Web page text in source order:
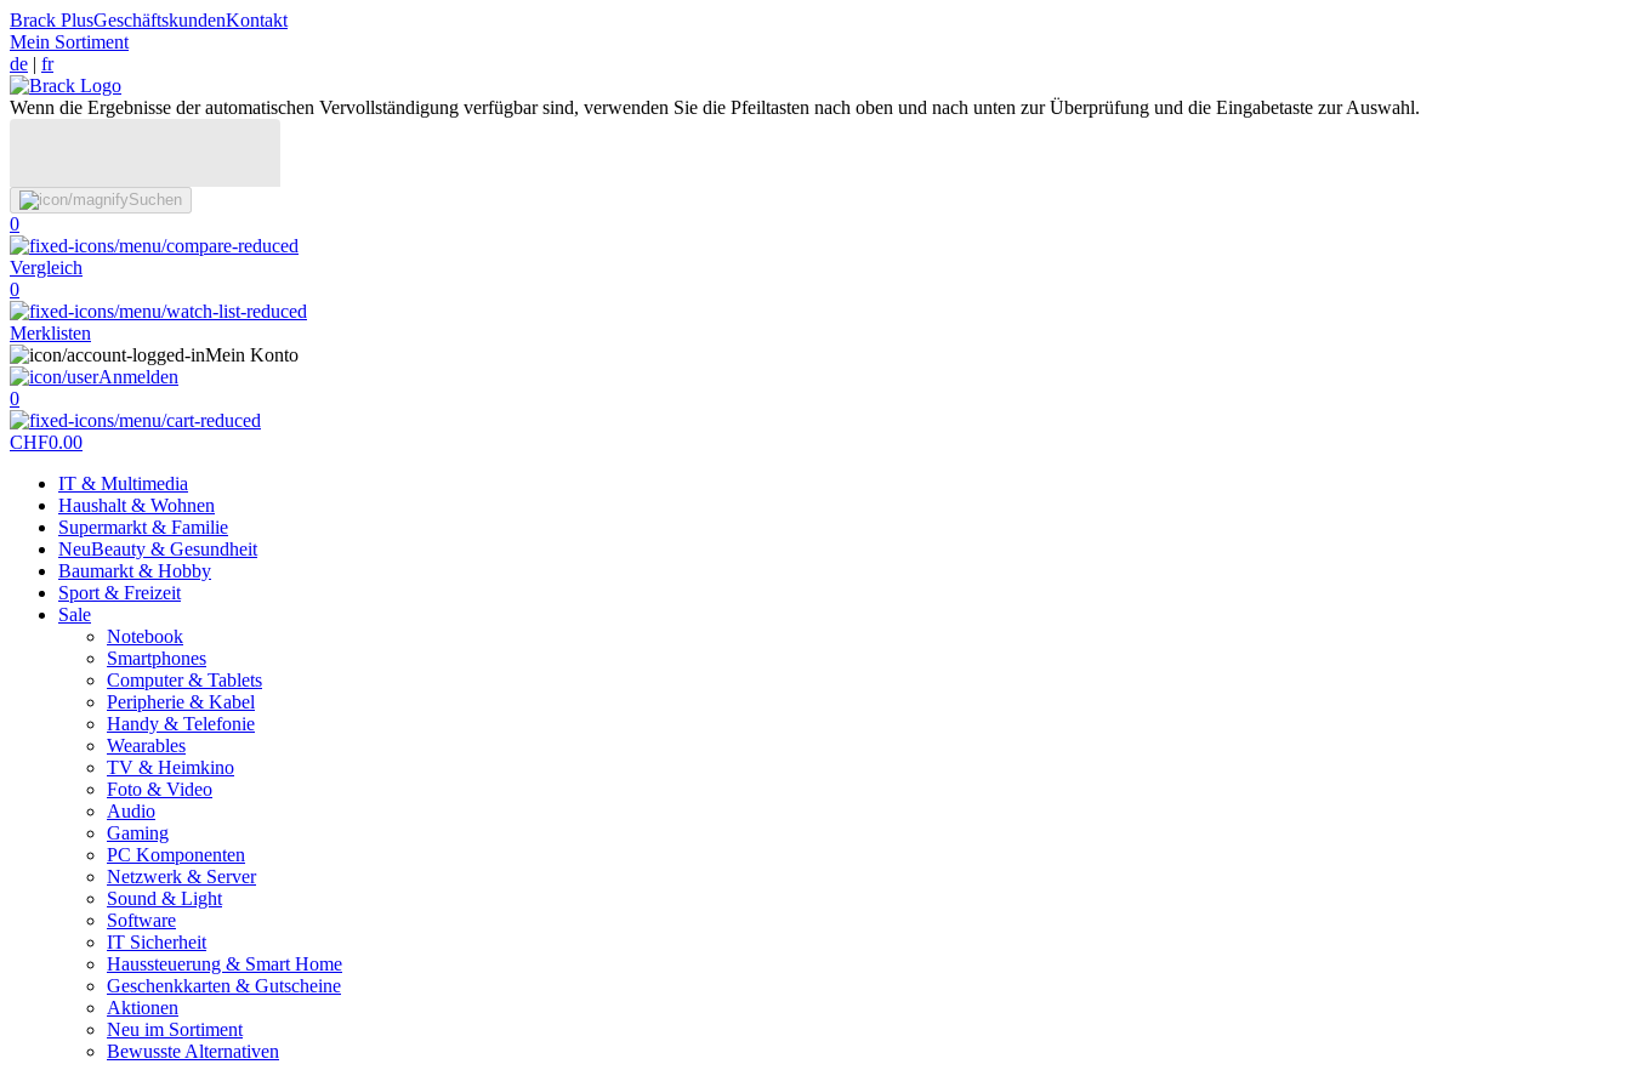
Brack PlusGeschäftskundenKontakt
Mein Sortiment
de | fr
Wenn die Ergebnisse der automatischen Vervollständigung verfügbar sind, verwenden Sie die Pfeiltasten nach oben und nach unten zur Überprüfung und die Eingabetaste zur Auswahl.
Suchen
0
Vergleich
0
Merklisten
Mein Konto
Anmelden
0
CHF0.00
IT & Multimedia
Haushalt & Wohnen
Supermarkt & Familie
NeuBeauty & Gesundheit
Baumarkt & Hobby
Sport & Freizeit
Sale
Notebook
Smartphones
Computer & Tablets
Peripherie & Kabel
Handy & Telefonie
Wearables
TV & Heimkino
Foto & Video
Audio
Gaming
PC Komponenten
Netzwerk & Server
Sound & Light
Software
IT Sicherheit
Haussteuerung & Smart Home
Geschenkkarten & Gutscheine
Aktionen
Neu im Sortiment
Bewusste Alternativen